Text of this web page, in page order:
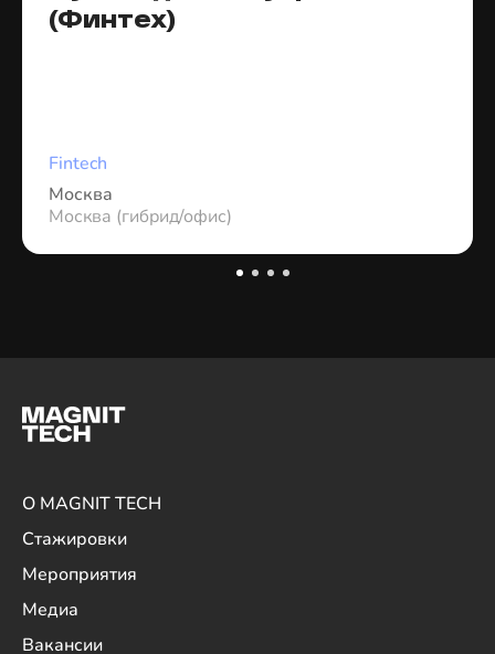
(Финтех)
Fintech
Москва
Москва (гибрид/офис)
О MAGNIT TECH
Стажировки
Мероприятия
Медиа
Вакансии